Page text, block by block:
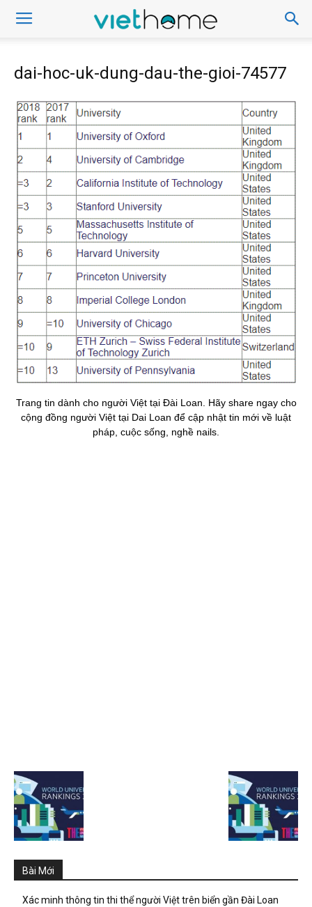
dai-hoc-uk-dung-dau-the-gioi-74577
Trang tin dành cho người Việt tại Đài Loan. Hãy share ngay cho
cộng đồng người Việt tại Dai Loan để cập nhật tin mới về luật
pháp, cuộc sống, nghề nails.
Bài Mới
Xác minh thông tin thi thể người Việt trên biển gần Đài Loan